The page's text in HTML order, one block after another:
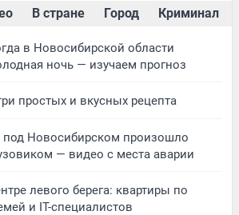
В стране Город Криминал
в Новосибирской области
ночь — изучаем прогноз
простых и вкусных рецепта
под Новосибирском произошло
— видео с места аварии
левого берега: квартиры по
и IT-специалистов